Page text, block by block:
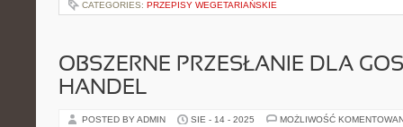
CATEGORIES: PRZEPISY WEGETARIAŃSKIE
OBSZERNE PRZESŁANIE DLA
HANDEL
POSTED BY ADMIN SIE - 14 - 2025 MOŻLIWOŚĆ